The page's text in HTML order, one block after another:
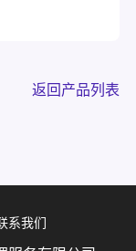
返回产品列表
系我们